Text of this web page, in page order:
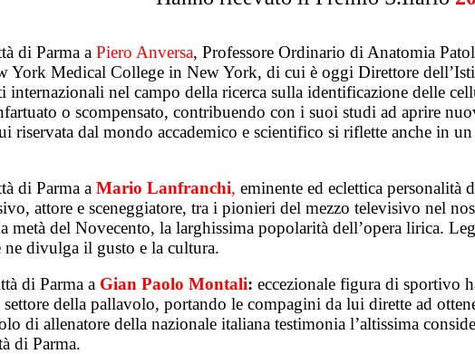
di Parma a Piero Anversa, Professore Ordinario di Anatomia
York Medical College in New York, di cui è oggi Direttore
internazionali nel campo della ricerca sulla identificazione delle
o scompensato, contribuendo con i suoi studi ad aprire
riservata dal mondo accademico e scientifico si riflette anche in
di Parma a Mario Lanfranchi, eminente ed eclettica personalità
attore e sceneggiatore, tra i pionieri del mezzo televisivo nel
metà del Novecento, la larghissima popolarità dell’opera lirica.
ne divulga il gusto e la cultura.
di Parma a Gian Paolo Montali: eccezionale figura di sportivo
della pallavolo, portando le compagini da lui dirette ad
di allenatore della nazionale italiana testimonia l’altissima
di Parma.